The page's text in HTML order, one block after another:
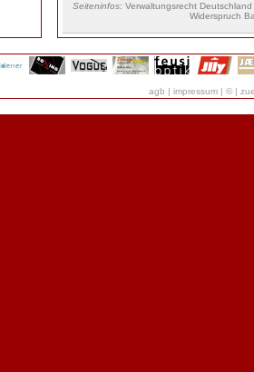
Seiteninfos: Verwaltungsrecht
Widerspruch
agb | impressum | © |